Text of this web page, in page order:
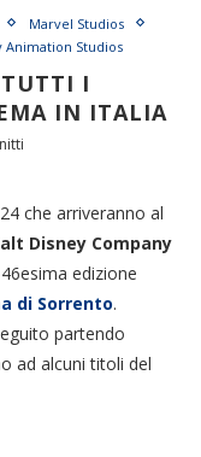
Marvel Studios
Animation Studios
I
IN ITALIA
che arriveranno al
Disney Company
edizione
di Sorrento.
partendo
ad alcuni titoli del